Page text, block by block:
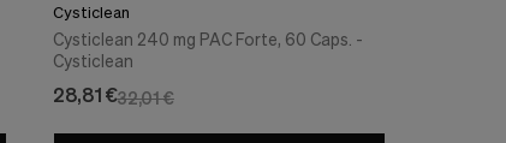
Cysticlean
Cysticlean 240 mg PAC Forte, 60 Caps. -
Cysticlean
32,01 €
28,81 €